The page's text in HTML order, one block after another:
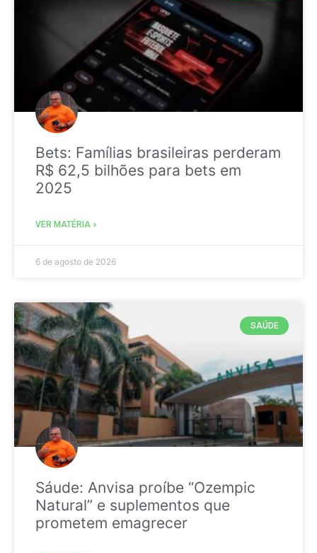
Bets: Famílias brasileiras perderam
R$ 62,5 bilhões para bets em
2025
VER MATÉRIA »
6 de agosto de 2026
SAÚDE
Sáude: Anvisa proíbe “Ozempic
Natural” e suplementos que
prometem emagrecer